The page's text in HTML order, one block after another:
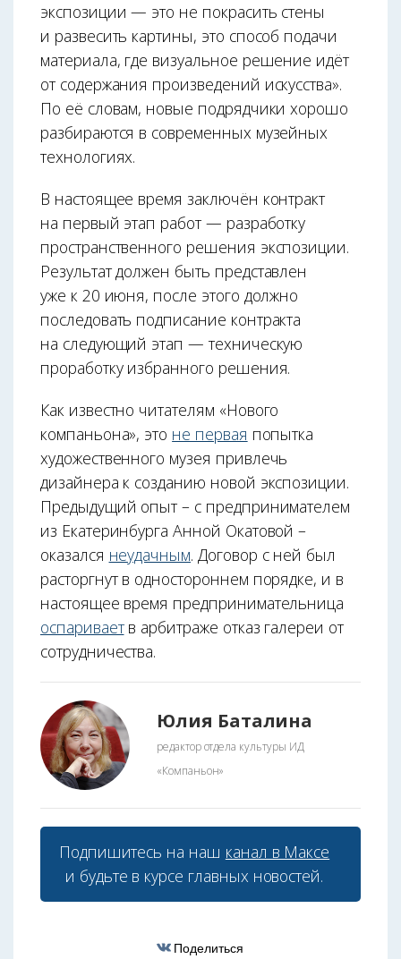
экспозиции — это не покрасить стены
и развесить картины, это способ подачи
материала, где визуальное решение идёт
от содержания произведений искусства».
По её словам, новые подрядчики хорошо
разбираются в современных музейных
технологиях.
В настоящее время заключён контракт
на первый этап работ — разработку
пространственного решения экспозиции.
Результат должен быть представлен
уже к 20 июня, после этого должно
последовать подписание контракта
на следующий этап — техническую
проработку избранного решения.
Как известно читателям «Нового
компаньона», это не первая попытка
художественного музея привлечь
дизайнера к созданию новой экспозиции.
Предыдущий опыт – с предпринимателем
из Екатеринбурга Анной Окатовой –
оказался неудачным. Договор с ней был
расторгнут в одностороннем порядке, и в
настоящее время предпринимательница
оспариваетв арбитраже отказ галереи от
сотрудничества.
Юлия Баталина
редактор отдела культуры ИД
«Компаньон»
Подпишитесь на наш канал в Максе
и будьте в курсе главных новостей.
Поделиться